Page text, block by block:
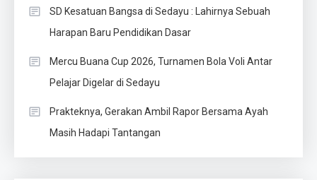
SD Kesatuan Bangsa di Sedayu : Lahirnya Sebuah
Harapan Baru Pendidikan Dasar
Mercu Buana Cup 2026, Turnamen Bola Voli Antar
Pelajar Digelar di Sedayu
Prakteknya, Gerakan Ambil Rapor Bersama Ayah
Masih Hadapi Tantangan